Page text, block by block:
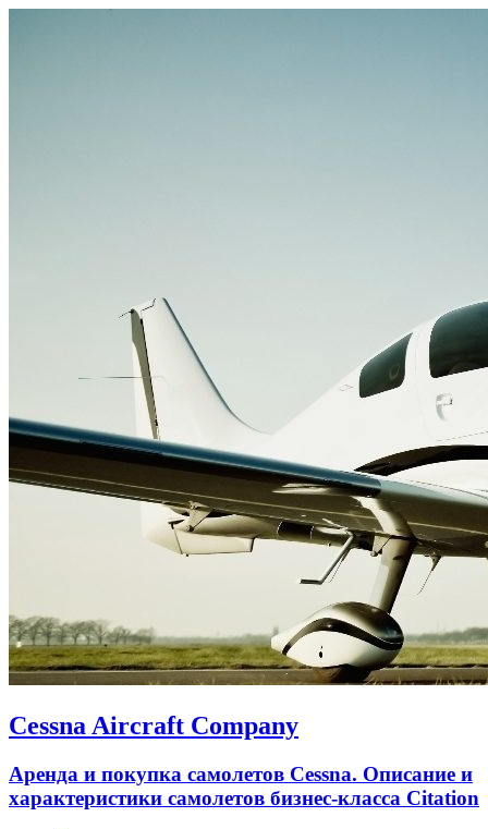
Cessna Aircraft Company
Аренда и покупка самолетов Cessna. Описание и
характеристики самолетов бизнес-класса Citation